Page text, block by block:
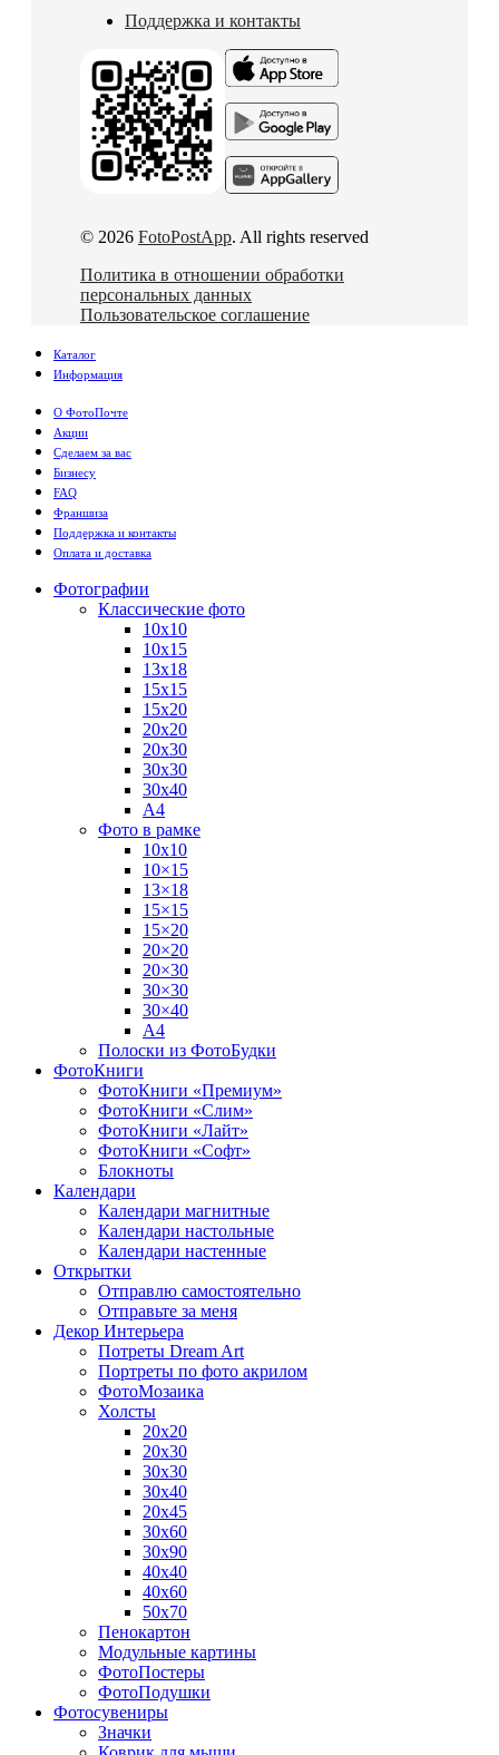
Поддержка и контакты
© 2026 FotoPostApp. All rights reserved
Политика в отношении обработки
персональных данных
Пользовательское соглашение
Каталог
Информация
О ФотоПочте
Акции
Сделаем за вас
Бизнесу
FAQ
Франшиза
Поддержка и контакты
Оплата и доставка
Фотографии
Классические фото
10х10
10х15
13х18
15х15
15х20
20х20
20х30
30х30
30х40
А4
Фото в рамке
10х10
10×15
13×18
15×15
15×20
20×20
20×30
30×30
30×40
A4
Полоски из ФотоБудки
ФотоКниги
ФотоКниги «Премиум»
ФотоКниги «Слим»
ФотоКниги «Лайт»
ФотоКниги «Софт»
Блокноты
Календари
Календари магнитные
Календари настольные
Календари настенные
Открытки
Отправлю самостоятельно
Отправьте за меня
Декор Интерьера
Потреты Dream Art
Портреты по фото акрилом
ФотоМозаика
Холсты
20х20
20х30
30х30
30х40
20х45
30х60
30х90
40х40
40х60
50х70
Пенокартон
Модульные картины
ФотоПостеры
ФотоПодушки
Фотоcувениры
Значки